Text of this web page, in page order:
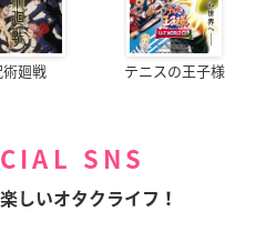
術廻戦 テニスの王子様
SNS
しいオタクライフ！